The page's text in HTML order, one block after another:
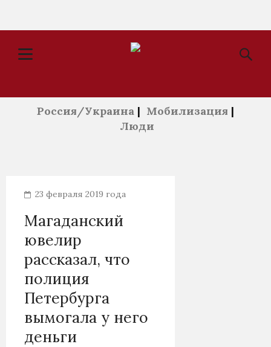
Россия/Украина | Мобилизация |
Люди
23 февраля 2019 года
Магаданский
ювелир
рассказал, что
полиция
Петербурга
вымогала у него
деньги